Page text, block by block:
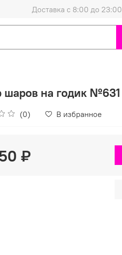
Доставка с 8:00 до 23:00
шаров на годик №631
(0) В избранное
₽